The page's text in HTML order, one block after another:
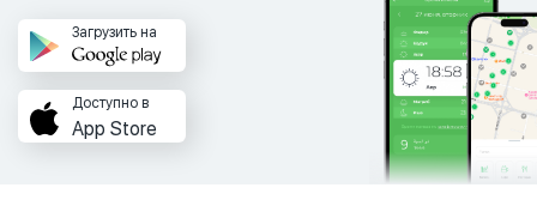
Загрузить на
Доступно в
App Store